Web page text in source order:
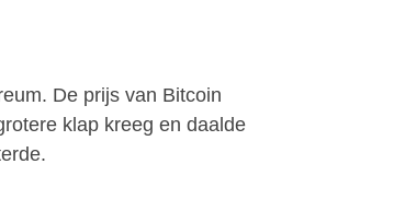
De prijs van Bitcoin
klap kreeg en daalde